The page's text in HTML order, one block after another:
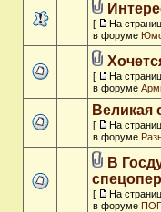
[ На
в форуме
[ На
в форуме
Великая
[ На
в форуме
В
[ На
в форуме